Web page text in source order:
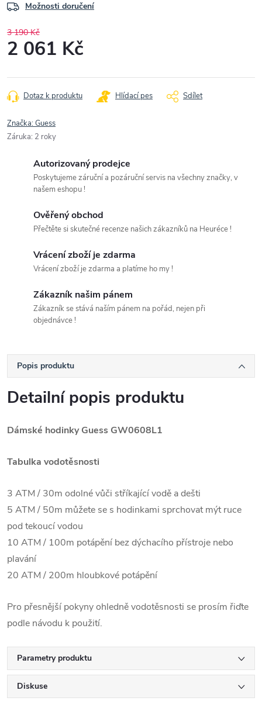
Možnosti doručení
3 190 Kč
2 061 Kč
cena:
Dotaz k produktu Hlídací pes Sdílet
Značka:Guess
Záruka: 2 roky
Autorizovaný prodejce
Poskytujeme záruční a pozáruční servis na všechny značky, v
našem eshopu !
Ověřený obchod
Přečtěte si skutečné recenze našich zákazníků na Heuréce !
Vrácení zboží je zdarma
Vrácení zboží je zdarma a platíme ho my !
Zákazník našim pánem
Zákazník se stává naším pánem na pořád, nejen při
objednávce !
Popis produktu
Detailní popis produktu
Dámské hodinky Guess GW0608L1
Tabulka vodotěsnosti
3 ATM / 30m odolné vůči stříkající vodě a dešti
5 ATM / 50m můžete se s hodinkami sprchovat mýt ruce
pod tekoucí vodou
10 ATM / 100m potápění bez dýchacího přístroje nebo
plavání
20 ATM / 200m hloubkové potápění
Pro přesnější pokyny ohledně vodotěsnosti se prosím řiďte
podle návodu k použití.
Parametry produktu
Diskuse